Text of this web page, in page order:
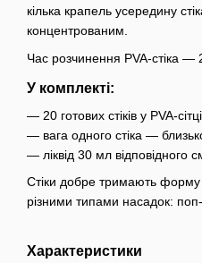
кілька крапель усередину
концентрованим.
Час розчинення PVA-стіка —
У комплекті:
— 20 готових стіків у PVA-
— вага одного стіка —
— ліквід 30 мл відповідного
Стіки добре тримають форму
різними типами насадок:
Характеристики